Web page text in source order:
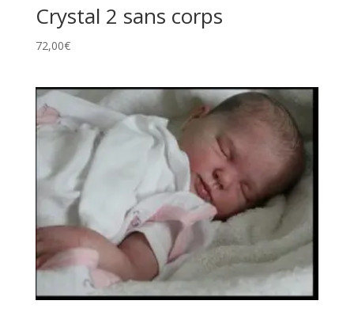
Crystal 2 sans corps
72,00€